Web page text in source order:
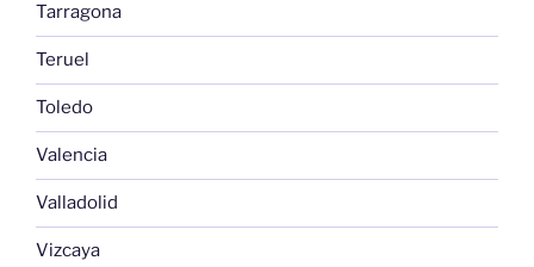
Tarragona
Teruel
Toledo
Valencia
Valladolid
Vizcaya